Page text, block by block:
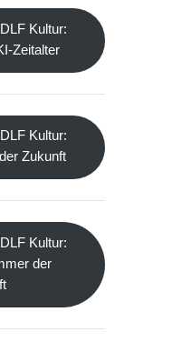
Kultur:
Zeitalter
Kultur:
Zukunft
Kultur:
der